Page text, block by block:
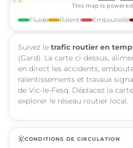
Fluide Ralenti Embouteillé
Suivez le trafic routier en
(Gard). La carte ci-dessus,
en direct les accidents,
ralentissements et travaux
de Vic-le-Fesq. Déplacez la
explorer le réseau routier local.
routineCONDITIONS DE CIRCULATION